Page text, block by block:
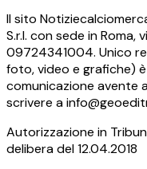
Il sito
S.r.l. con sede in Roma,
09724341004. Unico
foto, video e grafiche)
comunicazione avente
scrivere a
Autorizzazione in
delibera del 12.04.2018